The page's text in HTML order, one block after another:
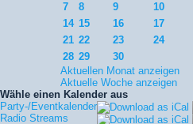
7
8 9 10
14 15 16 17
21 22 23 24
28 29
30
Aktuellen Monat anzeigen
Aktuelle Woche anzeigen
Wähle einen Kalender aus
Party-/Eventkalender
Radio Streams